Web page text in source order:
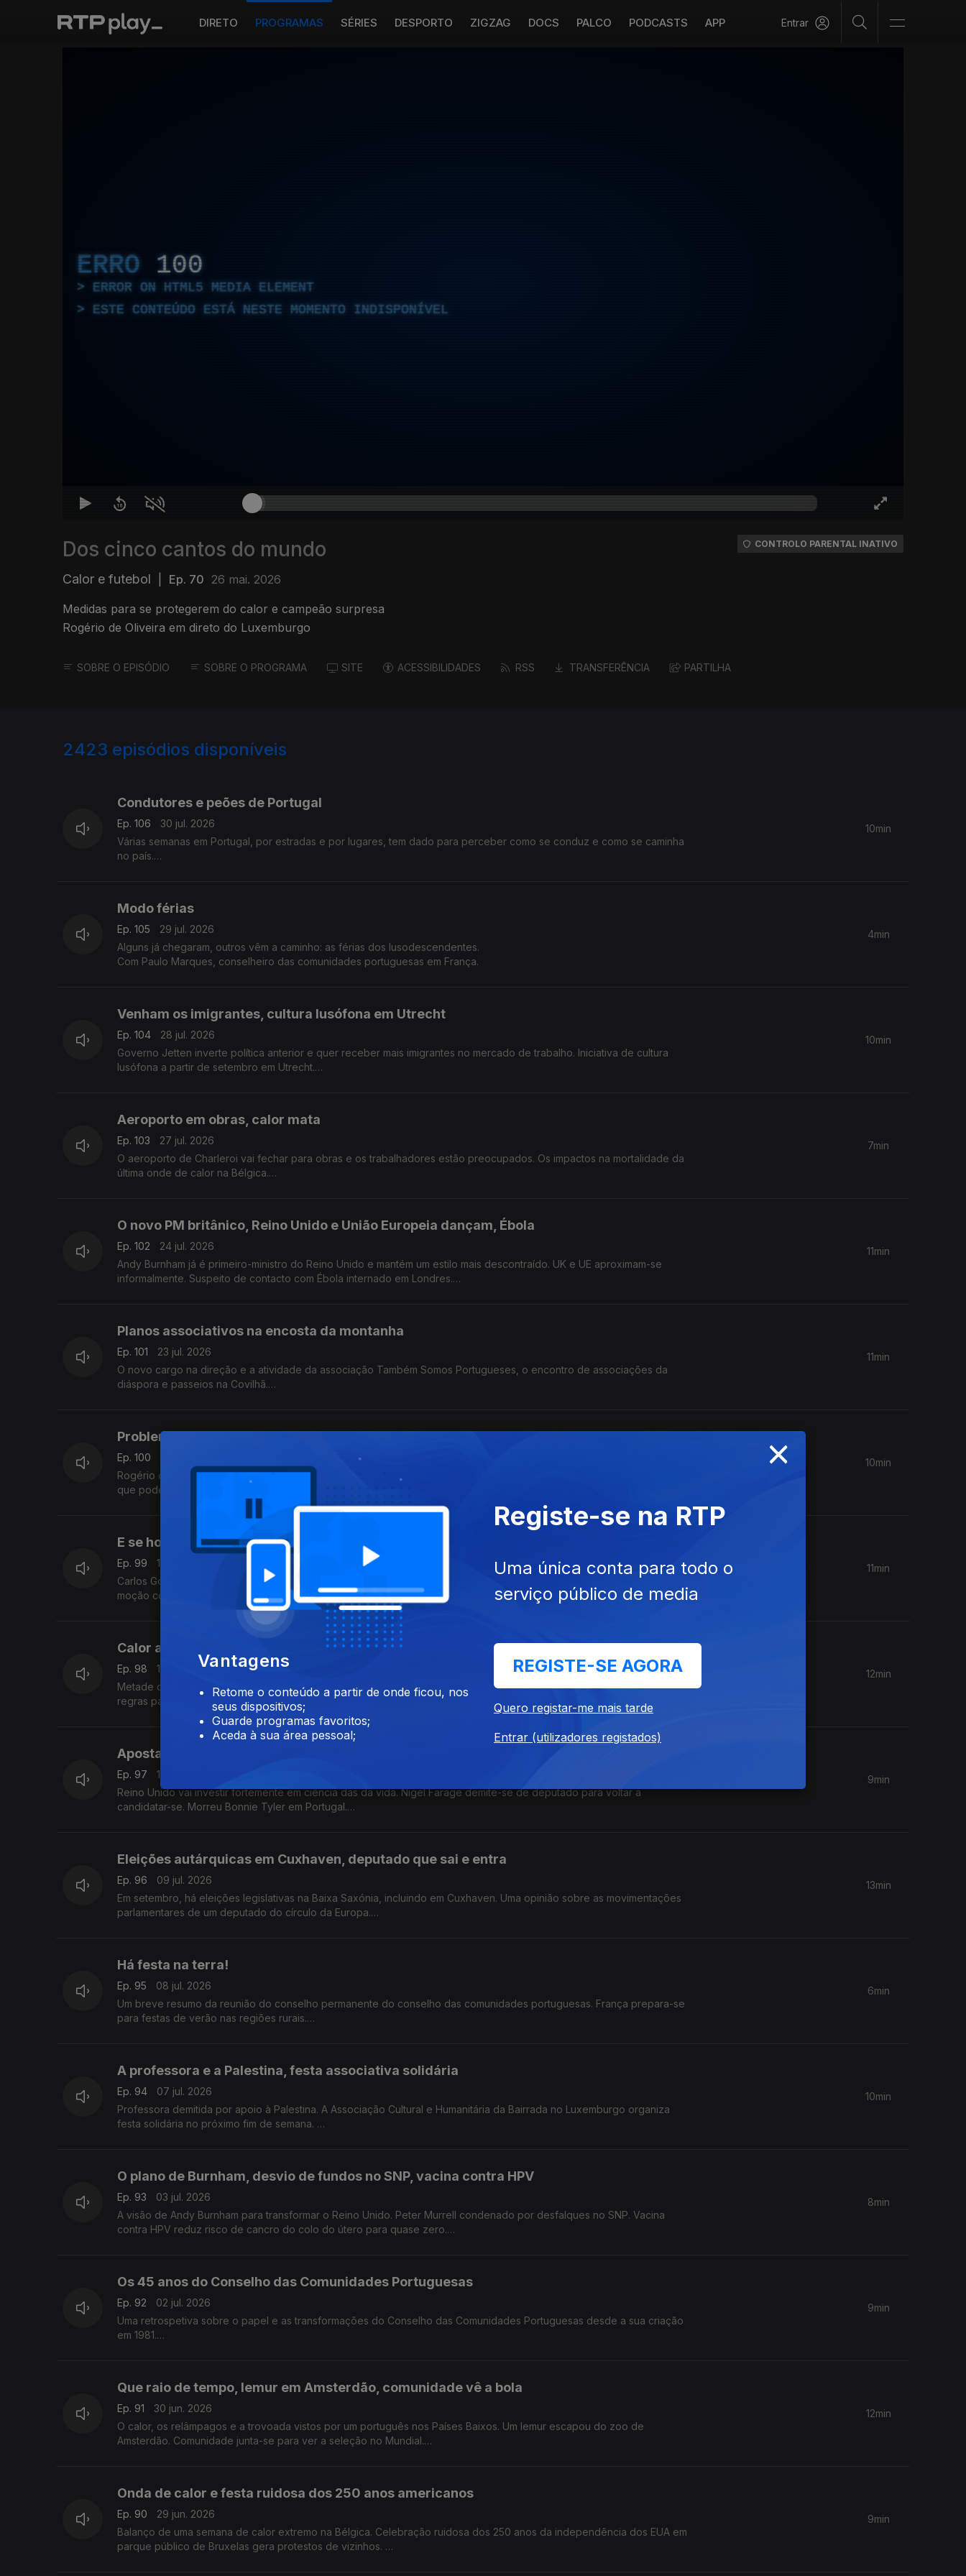
DIRETO PROGRAMAS SÉRIES DESPORTO ZIGZAG DOCS PALCO PODCASTS APP Entrar
ERRO 100
ERROR ON HTML5 MEDIA ELEMENT
ESTE CONTEÚDO ESTÁ NESTE MOMENTO INDISPONÍVEL
Dos cinco cantos do mundo
Calor e futebol Ep. 70 26 mai. 2026
Medidas para se protegerem do calor e campeão surpresa
Rogério de Oliveira em direto do Luxemburgo
CONTROLO PARENTAL INATIVO
SOBRE O EPISÓDIO SOBRE O PROGRAMA SITE ACESSIBILIDADES RSS TRANSFERÊNCIA PARTILHA
2423 episódios disponíveis
Condutores e peões de Portugal
Ep. 106
30 jul. 2026
Várias semanas em Portugal, por estradas e por lugares, tem dado para perceber como se conduz e como se caminha
no país.
10min
Modo férias
Ep. 105
29 jul. 2026
Alguns já chegaram, outros vêm a caminho: as férias dos lusodescendentes.
Com Paulo Marques, conselheiro das comunidades portuguesas em França.
4min
Venham os imigrantes, cultura lusófona em Utrecht
Ep. 104
28 jul. 2026
Governo Jetten inverte política anterior e quer receber mais imigrantes no mercado de trabalho. Iniciativa de cultura
lusófona a partir de setembro em Utrecht.
10min
Aeroporto em obras, calor mata
Ep. 103
27 jul. 2026
O aeroporto de Charleroi vai fechar para obras e os trabalhadores estão preocupados. Os impactos na mortalidade da
última onde de calor na Bélgica.
7min
O novo PM britânico, Reino Unido e União Europeia dançam, Ébola
Ep. 102
24 jul. 2026
Andy Burnham já é primeiro-ministro do Reino Unido e mantém um estilo mais descontraído. UK e UE aproximam-se
informalmente. Suspeito de contacto com Ébola internado em Londres.
11min
Planos associativos na encosta da montanha
Ep. 101
23 jul. 2026
O novo cargo na direção e a atividade da associação Também Somos Portugueses, o encontro de associações da
diáspora e passeios na Covilhã.
11min
Problemas financeiros na Caixa Nacional de Saúde no Luxemburgo
Ep. 100
Rogério de Oliveira fala de um défice estrutural provocado pelo aumento das despesas com os cuidados de saúde
que pode por em causa o CNS. Ainda destaque para a subida do preço dos combustíveis e apoio às famílias.
10min
E se houvesse um Ministério da Lusofonia e Comunidades?
Ep. 99
16 jul. 2026
Carlos Gonçalves, deputado à Assembleia da República eleito pelo círculo da Europa, apresentou ao seu partido uma
moção com esta proposta.
Com Alfredo Stoffel, dirigente associativo na Alemanha.
11min
Calor a mais, água a menos, arrendamento às partes
Ep. 98
14 jul. 2026
Metade dos Países Baixos em alerta por temperaturas quentes. Os caudais dos rios estão abaixo do normal. Novas
regras para arrendamento em regime de cohabitação.
Com Amadeu Dias, em Utrecht, Países Baixos.
12min
Aposta em ciência, as manobras de Farage, adeus a Bonnie Tyler
Ep. 97
10 jul. 2026
Reino Unido vai investir fortemente em ciência das da vida. Nigel Farage demite-se de deputado para voltar a
candidatar-se. Morreu Bonnie Tyler em Portugal.
9min
Eleições autárquicas em Cuxhaven, deputado que sai e entra
Ep. 96
09 jul. 2026
Em setembro, há eleições legislativas na Baixa Saxónia, incluindo em Cuxhaven. Uma opinião sobre as movimentações
parlamentares de um deputado do círculo da Europa.
13min
Há festa na terra!
Ep. 95
08 jul. 2026
Um breve resumo da reunião do conselho permanente do conselho das comunidades portuguesas. França prepara-se
para festas de verão nas regiões rurais.
6min
A professora e a Palestina, festa associativa solidária
Ep. 94
07 jul. 2026
Professora demitida por apoio à Palestina. A Associação Cultural e Humanitária da Bairrada no Luxemburgo organiza
festa solidária no próximo fim de semana.
10min
O plano de Burnham, desvio de fundos no SNP, vacina contra HPV
Ep. 93
03 jul. 2026
A visão de Andy Burnham para transformar o Reino Unido. Peter Murrell condenado por desfalques no SNP. Vacina
contra HPV reduz risco de cancro do colo do útero para quase zero.
8min
Os 45 anos do Conselho das Comunidades Portuguesas
Ep. 92
02 jul. 2026
Uma retrospetiva sobre o papel e as transformações do Conselho das Comunidades Portuguesas desde a sua criação
em 1981.
9min
Que raio de tempo, lemur em Amsterdão, comunidade vê a bola
Ep. 91
30 jun. 2026
O calor, os relâmpagos e a trovoada vistos por um português nos Países Baixos. Um lemur escapou do zoo de
Amsterdão. Comunidade junta-se para ver a seleção no Mundial.
12min
Onda de calor e festa ruidosa dos 250 anos americanos
Ep. 90
29 jun. 2026
Balanço de uma semana de calor extremo na Bélgica. Celebração ruidosa dos 250 anos da independência dos EUA em
parque público de Bruxelas gera protestos de vizinhos.
9min
×
Vantagens
Retome o conteúdo a partir de onde ficou, nos
seus dispositivos;
Guarde programas favoritos;
Aceda à sua área pessoal;
Registe-se na RTP
Uma única conta para todo o
serviço público de media
REGISTE-SE AGORA
Quero registar-me mais tarde
Entrar (utilizadores registados)